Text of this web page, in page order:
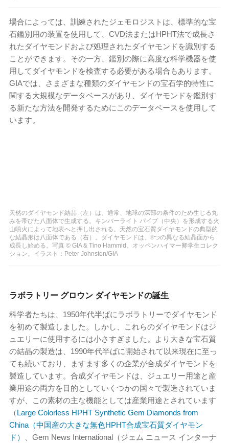
場合によっては、訓練されたジェモロジストは、標準的な宝
石鑑別用の装置を使用して、CVD法またはHPHT法で成長さ
れたダイヤモンドおよび処理されたダイヤモンドを識別する
ことができます。その一方、鑑別の際に高度な科学機器を使
用してダイヤモンドを検査する必要がある場合もあります。
GIAでは、さまざまな種類のダイヤモンドの宝石学的特性に
関する大規模なデータベースがあり、ダイヤモンドを鑑別す
る新たな方法を開発するためにこのデータベースを使用して
います。
天然のダイヤモンド結晶（左）は、通常、地球の深部の条件のため生じる丸
みを帯びた八面体で生成する。キンバーライト パイプ（中央）を形成する火
山噴火によって地表へと押し出される。天然の宝石質ダイヤモンドの典型的
な結晶形は八面体である（右）。ダイヤモンドは、8つの異なる結晶面から
成長し始める。写真 © GIA & Tino Hammid。オッペンハイマー卿学生コレク
ション。イラスト：Peter Johnston/GIA
ラボラトリー グロウン ダイヤモンドの誕生
科学者たちは、1950年代半ばにラボラトリーでダイヤモンド
を初めて製造しました。しかし、これらのダイヤモンドはジ
ュエリーに使用するには小さすぎました。より大きな宝石質
の結晶の製造は、1990年代半ばに開始されて以来現在に至っ
ても続いており、ますます多くの企業が合成ダイヤモンドを
製造しています。合成ダイヤモンドは、ジュエリー用途と産
業用途の両方を目的としていくつかの国々で製造されていま
すが、この素材の主な機能としては産業用途とされています
（Large Colorless HPHT Synthetic Gem Diamonds from
China（中国産の大きな無色HPHT合成宝石質ダイヤモン
ド）
、Gem News International（ジェム ニュース インターナ